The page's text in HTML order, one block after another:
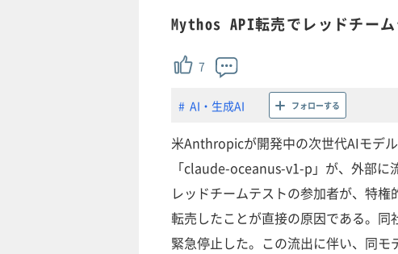
Mythos API転売でレッドチー
7
AI・生成AI フォローする
米Anthropicが開発中の次世代AIモデ
「claude-oceanus-v1-p」が、外部
レッドチームテストの参加者が、特
転売したことが直接の原因である。
緊急停止した。この流出に伴い、同